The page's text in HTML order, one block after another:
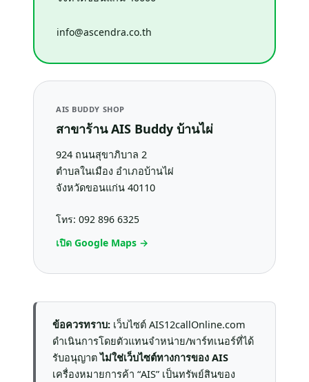
info@ascendra.co.th
AIS BUDDY SHOP
สาขาร้าน AIS Buddy บ้านไผ่
924 ถนนสุขาภิบาล 2
ตำบลในเมือง อำเภอบ้านไผ่
จังหวัดขอนแก่น 40110
โทร: 092 896 6325
เปิด Google Maps →
ข้อควรทราบ: เว็บไซต์ AIS12callOnline.com
ดำเนินการโดยตัวแทนจำหน่าย/พาร์ทเนอร์ที่ได้
รับอนุญาตไม่ใช่เว็บไซต์ทางการของ AIS
เครื่องหมายการค้า “AIS” เป็นทรัพย์สินของ